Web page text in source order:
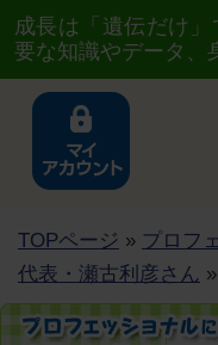
成長は「遺伝だけ
要な知識やデータ、
TOPページ » プロフ
代表・瀬古利彦さん